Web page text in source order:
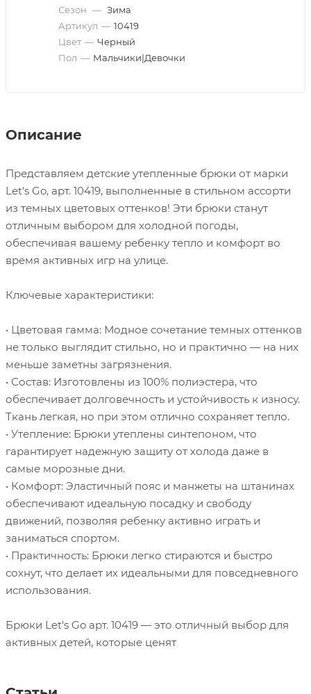
Сезон — Зима
Артикул — 10419
Цвет — Черный
Пол — Мальчики|Девочки
Описание
Представляем детские утепленные брюки от марки
Let's Go, арт. 10419, выполненные в стильном ассорти
из темных цветовых оттенков! Эти брюки станут
отличным выбором для холодной погоды,
обеспечивая вашему ребенку тепло и комфорт во
время активных игр на улице.
Ключевые характеристики:
• Цветовая гамма: Модное сочетание темных оттенков
не только выглядит стильно, но и практично — на них
меньше заметны загрязнения.
• Состав: Изготовлены из 100% полиэстера, что
обеспечивает долговечность и устойчивость к износу.
Ткань легкая, но при этом отлично сохраняет тепло.
• Утепление: Брюки утеплены синтепоном, что
гарантирует надежную защиту от холода даже в
самые морозные дни.
• Комфорт: Эластичный пояс и манжеты на штанинах
обеспечивают идеальную посадку и свободу
движений, позволяя ребенку активно играть и
заниматься спортом.
• Практичность: Брюки легко стираются и быстро
сохнут, что делает их идеальными для повседневного
использования.
Брюки Let's Go арт. 10419 — это отличный выбор для
активных детей, которые ценят